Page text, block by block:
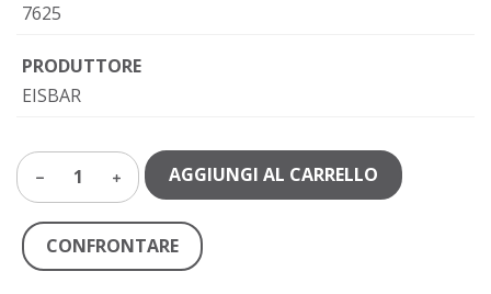
7625
PRODUTTORE
EISBAR
1 AGGIUNGI AL CARRELLO
CONFRONTARE